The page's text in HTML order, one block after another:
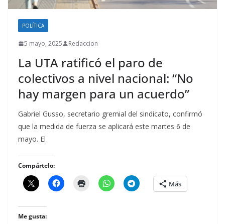
POLÍTICA
5 mayo, 2025 Redaccion
La UTA ratificó el paro de
colectivos a nivel nacional: “No
hay margen para un acuerdo”
Gabriel Gusso, secretario gremial del sindicato, confirmó
que la medida de fuerza se aplicará este martes 6 de
mayo. El
Compártelo:
Más
Me gusta: